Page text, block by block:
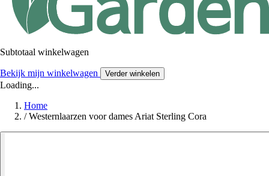
Subtotaal winkelwagen
Bekijk mijn winkelwagen Verder winkelen
Loading...
Home
/ Westernlaarzen voor dames Ariat Sterling Cora